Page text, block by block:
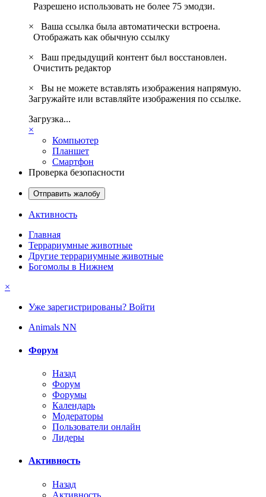
Разрешено использовать не более 75 эмодзи.
×
Ваша ссылка была автоматически встроена.
Отображать как обычную ссылку
×
Ваш предыдущий контент был восстановлен.
Очистить редактор
×
Вы не можете вставлять изображения напрямую.
Загружайте или вставляйте изображения по ссылке.
Загрузка...
×
Компьютер
Планшет
Смартфон
Проверка безопасности
Отправить жалобу
Активность
Главная
Террариумные животные
Другие террариумные животные
Богомолы в Нижнем
×
Уже зарегистрированы? Войти
Animals NN
Форум
Назад
Форум
Форумы
Календарь
Модераторы
Пользователи онлайн
Лидеры
Активность
Назад
Активность